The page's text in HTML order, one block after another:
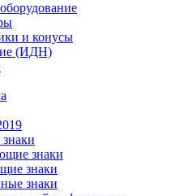
и конусы
(ИДН)
знаки
знаки
знаки